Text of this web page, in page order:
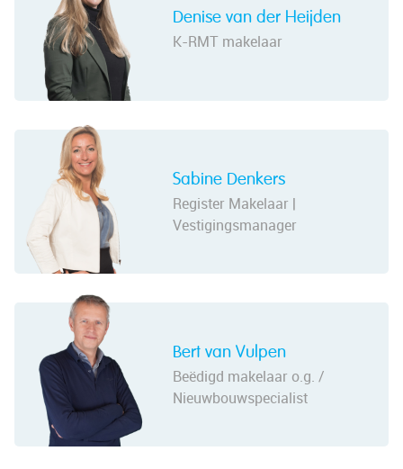
Denise van der Heijden
K-RMT makelaar
Sabine Denkers
Register Makelaar |
Vestigingsmanager
Bert van Vulpen
Beëdigd makelaar o.g. /
Nieuwbouwspecialist